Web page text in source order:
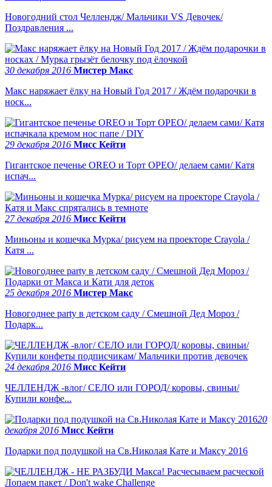
Новогодний стол Челлендж/ Мальчики VS Девочек/
Поздравления ...
30 декабря 2016 Мистер Макс
Макс наряжает ёлку на Новый Год 2017 / Ждём подарочки в
носк...
29 декабря 2016 Мисс Кейти
Гигантское печенье OREO и Торт ОРЕО/ делаем сами/ Катя
испач...
27 декабря 2016 Мисс Кейти
Миньоны и кошечка Мурка/ рисуем на проекторе Crayola /
Катя ...
25 декабря 2016 Мистер Макс
Новогоднее party в детском саду / Смешной Дед Мороз /
Подарк...
24 декабря 2016 Мисс Кейти
ЧЕЛЛЕНДЖ -влог/ СЕЛО или ГОРОД/ коровы, свиньи/
Купили конфе...
20
декабря 2016 Мисс Кейти
Подарки под подушкой на Св.Николая Кате и Максу 2016